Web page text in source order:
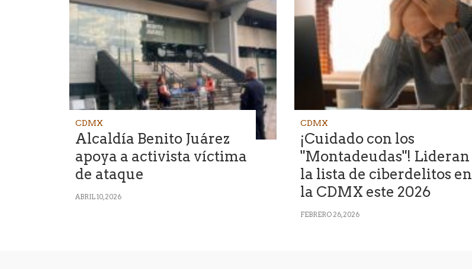
CDMX
Alcaldía Benito Juárez
apoya a activista víctima
de ataque
ABRIL 10, 2026
CDMX
¡Cuidado con los
"Montadeudas"! Lideran
la lista de ciberdelitos en
la CDMX este 2026
FEBRERO 26, 2026